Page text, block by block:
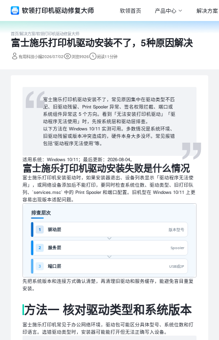
软领首页 产品中心
Windows
专注清理
专家团队
解决方案
首页/解决方案/软领打印机驱动修复大师
富士施乐打印机驱动安装不了，5种原因解决
有用科技小编2026/07/02 浏览9926 阅读11分钟
富士施乐打印机驱动安装不了，常见原因集中在驱动类型不匹
配、旧驱动残留、Print Spooler 异常、签名权限拦截、端口或
系统组件异常这 5 个方向。看到「无法安装打印机驱动」「驱
动程序无法使用」时，先按系统层和驱动层排查。
以下方法在 Windows 10/11 实测可用。多数情况是系统环境、
旧驱动残留或版本冲突造成的，硬件本身大多没坏。常见报错
包括“驱动程序无法使用”等。
适用系统：Windows 10/11；最后更新：2026-08-04。
富士施乐打印机驱动安装失败是什么情况
富士施乐打印机安装驱动时，如果安装器退出、设备列表显示「驱动程序无法使
用」，或网络设备添加后不能打印，要同时检查系统位数、驱动类型、旧打印队
列、`services.msc` 中的 Print Spooler 和端口配置。旧机型在 Windows 10/11 上更
容易出现版本适配问题。
先把系统版本和连接方式确认清楚，再清理旧驱动和服务缓存，能避免盲目重复
安装。
方法一 核对驱动类型和系统版本
富士施乐打印机常见于办公网络环境，驱动包可能区分具体型号、系统位数和打
印语言。选错驱动类型时，安装器可能能打开但无法正确写入设备。